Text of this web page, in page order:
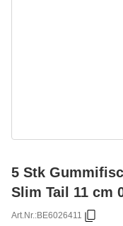
5 Stk
Slim Tail 11 cm
Art.Nr.:BE6026411